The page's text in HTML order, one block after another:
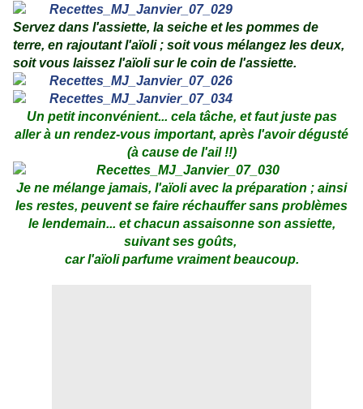
Servez dans l'assiette, la seiche et les pommes de
terre, en rajoutant l'aïoli ; soit vous mélangez les deux,
soit vous laissez l'aïoli sur le coin de l'assiette.
Un petit inconvénient... cela tâche, et faut juste pas
aller à un rendez-vous important, après l'avoir dégusté
(à cause de l'ail !!)
Je ne mélange jamais, l'aïoli avec la préparation ; ainsi
les restes, peuvent se faire réchauffer sans problèmes
le lendemain... et chacun assaisonne son assiette,
suivant ses goûts,
car l'aïoli parfume vraiment beaucoup.